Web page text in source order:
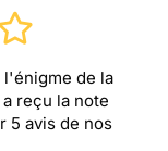
l'énigme de la
a reçu la note
5 avis de nos